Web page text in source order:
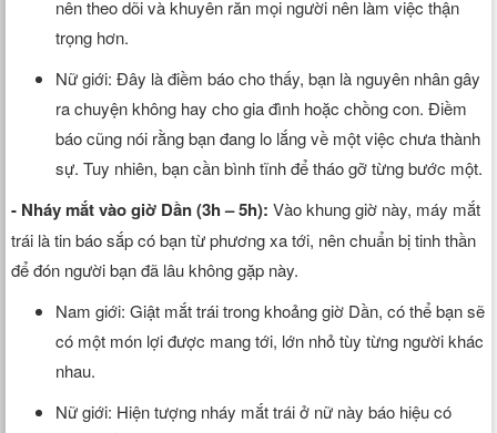
nên theo dõi và khuyên răn mọi người nên làm việc thận
trọng hơn.
Nữ giới: Đây là điềm báo cho thấy, bạn là nguyên nhân gây
ra chuyện không hay cho gia đình hoặc chồng con. Điềm
báo cũng nói rằng bạn đang lo lắng về một việc chưa thành
sự. Tuy nhiên, bạn cần bình tĩnh để tháo gỡ từng bước một.
- Nháy mắt vào giờ Dần (3h – 5h): Vào khung giờ này, máy mắt
trái là tin báo sắp có bạn từ phương xa tới, nên chuẩn bị tinh thần
để đón người bạn đã lâu không gặp này.
Nam giới: Giật mắt trái trong khoảng giờ Dần, có thể bạn sẽ
có một món lợi được mang tới, lớn nhỏ tùy từng người khác
nhau.
Nữ giới: Hiện tượng nháy mắt trái ở nữ này báo hiệu có